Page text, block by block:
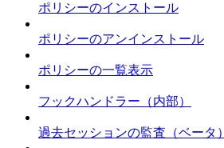
ポリシーのインストール
ポリシーのアンインストール
ポリシーの一覧表示
フックハンドラー（内部）
過去セッションの監査（ベータ）